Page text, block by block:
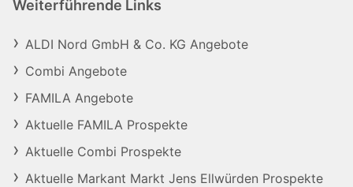
Weiterführende Links
ALDI Nord GmbH & Co. KG Angebote
Combi Angebote
FAMILA Angebote
Aktuelle FAMILA Prospekte
Aktuelle Combi Prospekte
Aktuelle Markant Markt Jens Ellwürden Prospekte